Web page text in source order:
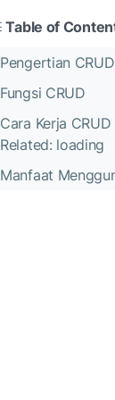
Table of
Pengertian CRUD
Fungsi CRUD
Cara Kerja CRUD
Related: loading
Manfaat